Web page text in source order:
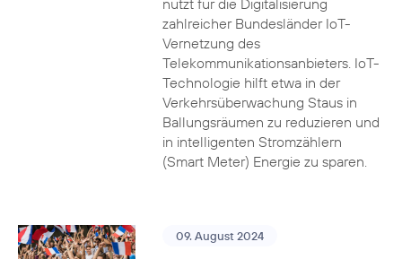
nutzt für die Digitalisierung
zahlreicher Bundesländer IoT-
Vernetzung des
Telekommunikationsanbieters. IoT-
Technologie hilft etwa in der
Verkehrsüberwachung Staus in
Ballungsräumen zu reduzieren und
in intelligenten Stromzählern
(Smart Meter) Energie zu sparen.
09. August 2024